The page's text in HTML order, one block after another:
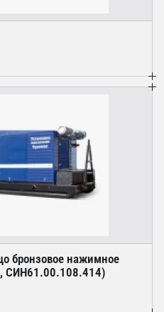
бронзовое нажимное
СИН61.00.108.414)